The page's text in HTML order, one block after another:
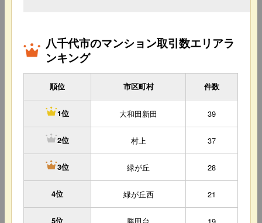
八千代市のマンション取引数エリアラ
ンキング
順位 市区町村 件数
1位 大和田新田 39
2位 村上 37
3位 緑が丘 28
4位 緑が丘西 21
5位